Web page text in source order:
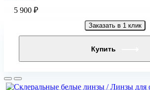
5 900 ₽
Заказать в 1 клик